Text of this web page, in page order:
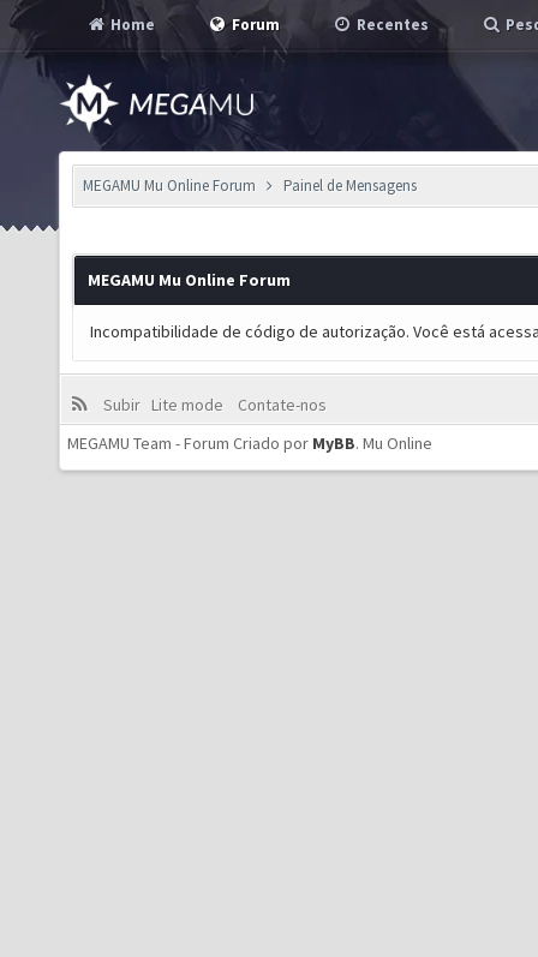
Home Forum Recentes
MEGAMU Mu Online Forum Painel de Mensagens
MEGAMU Mu Online Forum
Incompatibilidade de código de autorização. Você está
Subir Lite mode
Contate-nos
MEGAMU Team - Forum Criado por MyBB. Mu Online